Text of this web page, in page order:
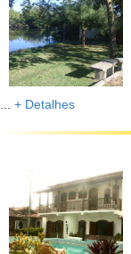
... + Detalhes